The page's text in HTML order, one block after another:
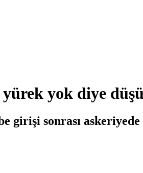
yok diye
girişi sonrası